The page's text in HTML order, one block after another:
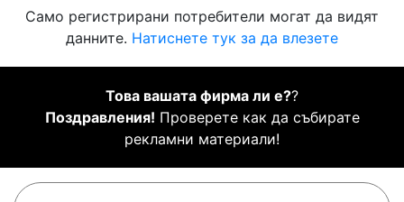
Само регистрирани потребители могат да видят
данните. Натиснете тук за да влезете
Това вашата фирма ли е??
Поздравления! Проверете как да събирате
рекламни материали!